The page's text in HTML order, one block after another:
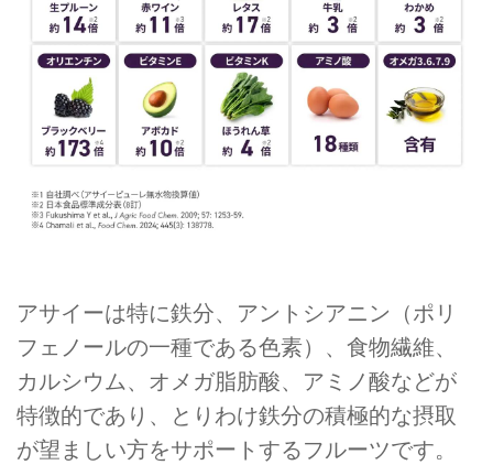
アサイーは特に鉄分、アントシアニン（ポリ
フェノールの一種である色素）、食物繊維、
カルシウム、オメガ脂肪酸、アミノ酸などが
特徴的であり、とりわけ鉄分の積極的な摂取
が望ましい方をサポートするフルーツです。